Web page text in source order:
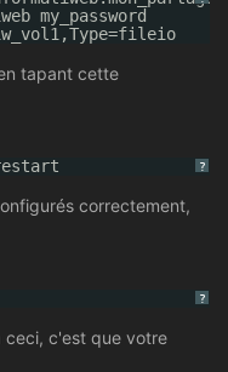
my_password
tapant cette
?
correctement,
?
ceci, c'est que votre